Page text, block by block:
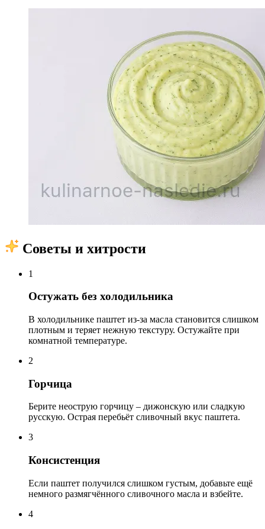
Советы и хитрости
1
Остужать без холодильника
В холодильнике паштет из-за масла становится слишком
плотным и теряет нежную текстуру. Остужайте при
комнатной температуре.
2
Горчица
Берите неострую горчицу – дижонскую или сладкую
русскую. Острая перебьёт сливочный вкус паштета.
3
Консистенция
Если паштет получился слишком густым, добавьте ещё
немного размягчённого сливочного масла и взбейте.
4